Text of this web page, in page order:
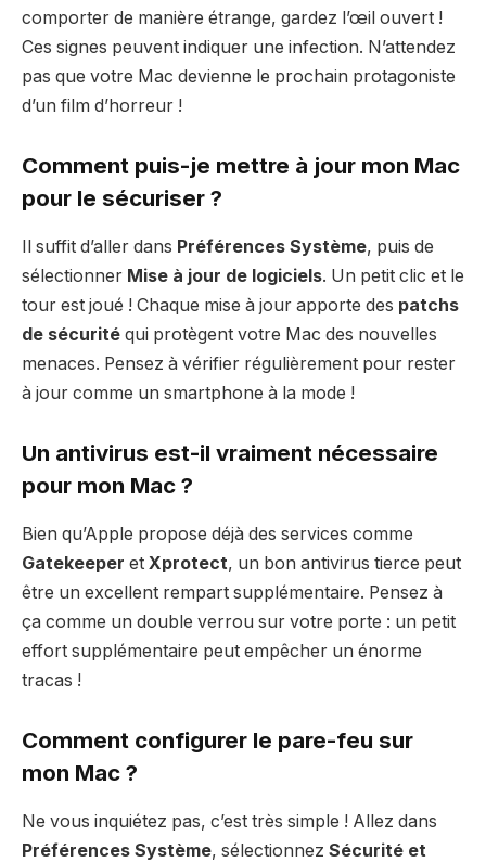
comporter de manière étrange, gardez l’œil ouvert !
Ces signes peuvent indiquer une infection. N’attendez
pas que votre Mac devienne le prochain protagoniste
d’un film d’horreur !
Comment puis-je mettre à jour mon Mac
pour le sécuriser ?
Il suffit d’aller dans Préférences Système, puis de
sélectionner Mise à jour de logiciels. Un petit clic et le
tour est joué ! Chaque mise à jour apporte des patchs
de sécurité qui protègent votre Mac des nouvelles
menaces. Pensez à vérifier régulièrement pour rester
à jour comme un smartphone à la mode !
Un antivirus est-il vraiment nécessaire
pour mon Mac ?
Bien qu’Apple propose déjà des services comme
Gatekeeper et Xprotect, un bon antivirus tierce peut
être un excellent rempart supplémentaire. Pensez à
ça comme un double verrou sur votre porte : un petit
effort supplémentaire peut empêcher un énorme
tracas !
Comment configurer le pare-feu sur
mon Mac ?
Ne vous inquiétez pas, c’est très simple ! Allez dans
Préférences Système, sélectionnez Sécurité et